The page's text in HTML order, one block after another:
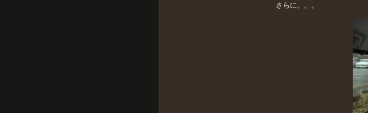
さらに。。。